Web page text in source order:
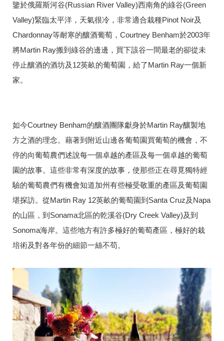
鑒於俄羅斯河谷(Russian River Valley)西南角的綠谷(Green
Valley)緊臨太平洋，天氣很冷，非常適合栽種Pinot Noir及
Chardonnay等耐寒的釀酒葡萄，Courtney Benham於2003年
將Martin Ray搬到綠谷的邊邊，買下該谷一間最老的卻從未
停止釀酒的酒坊及12英畝的葡萄園，給了Martin Ray一個新
家。
如今Courtney Benham的釀酒團隊獻身於Martin Ray釀製地
方之酒的理念。藉著到附近山邊各葡萄園買葡萄的機會，不
停的向葡萄農們述說每一個卓越的產區及每一個卓越的葡萄
園的故事。這些非常有深度的故事，使那些正在尋覓獨特經
驗的葡萄農們有機會知道加州有些極受敬重的產區及葡萄園
堪探訪。從Martin Ray 12英畝的葡萄園到Santa Cruz及Napa
的山區，到Sonama北區的乾溪谷(Dry Creek Valley)及到
Sonoma海岸。這些地方有許多極好的葡萄產區，極好的栽
培術及對各年份的細節一絲不苟。